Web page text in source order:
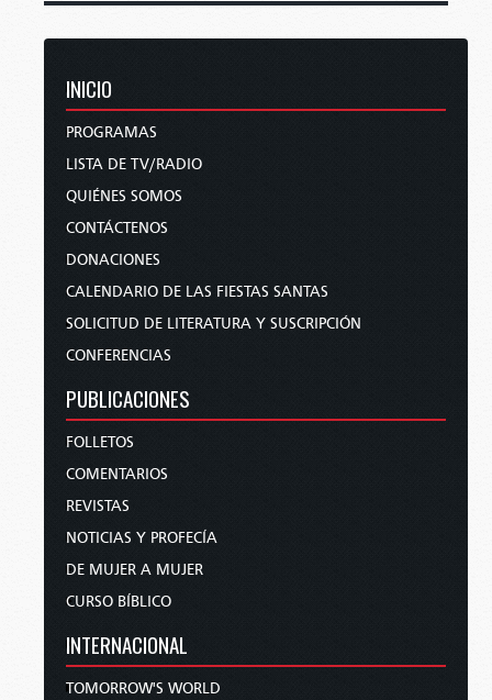
INICIO
PROGRAMAS
LISTA DE TV/RADIO
QUIÉNES SOMOS
CONTÁCTENOS
DONACIONES
CALENDARIO DE LAS FIESTAS SANTAS
SOLICITUD DE LITERATURA Y SUSCRIPCIÓN
CONFERENCIAS
PUBLICACIONES
FOLLETOS
COMENTARIOS
REVISTAS
NOTICIAS Y PROFECÍA
DE MUJER A MUJER
CURSO BÍBLICO
INTERNACIONAL
TOMORROW'S WORLD